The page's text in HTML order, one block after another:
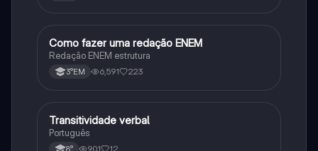
Português
Como fazer uma redação ENEM
Redação ENEM estrutura
3°EM 6,591 223
Português
Transitividade verbal
Português
8° 901 12